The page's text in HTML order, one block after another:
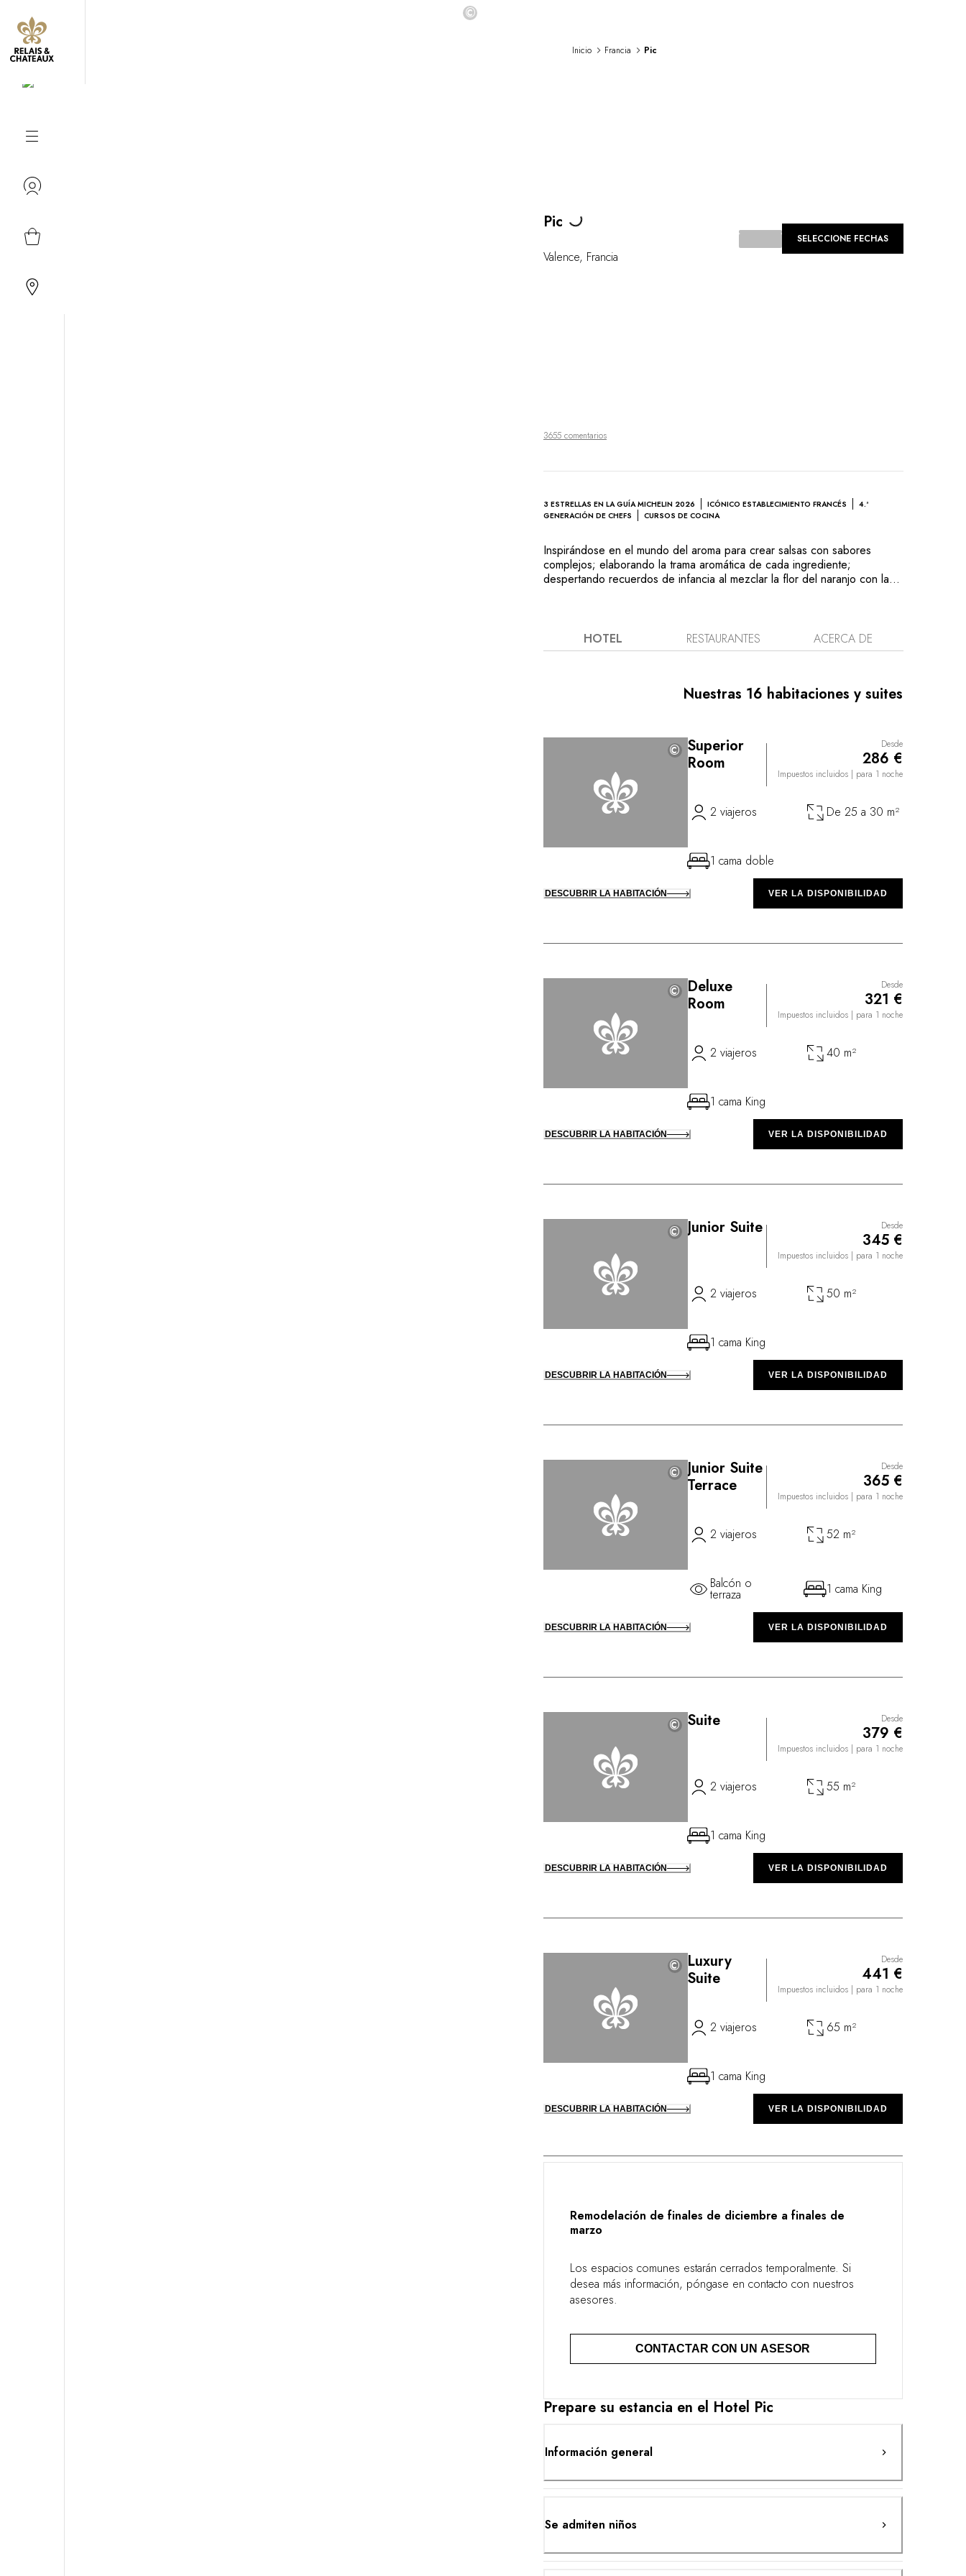
©
Inicio Francia Pic
PicLoading...
Valence, Francia
SELECCIONE FECHAS
3655 comentarios
3 ESTRELLAS EN LA GUÍA MICHELIN 2026 ICÓNICO ESTABLECIMIENTO FRANCÉS
4.ª
GENERACIÓN DE CHEFS
CURSOS DE COCINA
Inspirándose en el mundo del aroma para crear salsas con sabores
complejos; elaborando la trama aromática de cada ingrediente;
despertando recuerdos de infancia al mezclar la flor del naranjo con la
se esmera en contar, expresan sus viajes y encuentros, y transmiten
emociones que se esfuerza en compartir. El hotel es un lugar refinado,
HOTEL RESTAURANTES ACERCA DE
Prepare su estancia en el Hotel Pic
Información general
Se admiten niños
Nuestras 16 habitaciones y suites
© Superior
Room
Desde
286 €
Impuestos incluidos | para 1 noche
2 viajeros De 25 a 30 m²
1 cama doble
DESCUBRIR LA HABITACIÓN VER LA DISPONIBILIDAD
© Deluxe
Room
Desde
321 €
Impuestos incluidos | para 1 noche
2 viajeros 40 m²
1 cama King
DESCUBRIR LA HABITACIÓN VER LA DISPONIBILIDAD
© Junior Suite Desde
345 €
Impuestos incluidos | para 1 noche
2 viajeros 50 m²
1 cama King
DESCUBRIR LA HABITACIÓN VER LA DISPONIBILIDAD
© Junior Suite
Terrace
Desde
365 €
Impuestos incluidos | para 1 noche
2 viajeros 52 m²
Balcón o
terraza 1 cama King
DESCUBRIR LA HABITACIÓN VER LA DISPONIBILIDAD
© Suite Desde
379 €
Impuestos incluidos | para 1 noche
2 viajeros 55 m²
1 cama King
DESCUBRIR LA HABITACIÓN VER LA DISPONIBILIDAD
© Luxury
Suite
Desde
441 €
Impuestos incluidos | para 1 noche
2 viajeros 65 m²
1 cama King
DESCUBRIR LA HABITACIÓN VER LA DISPONIBILIDAD
Remodelación de finales de diciembre a finales de
marzo
Los espacios comunes estarán cerrados temporalmente. Si
desea más información, póngase en contacto con nuestros
asesores.
CONTACTAR CON UN ASESOR